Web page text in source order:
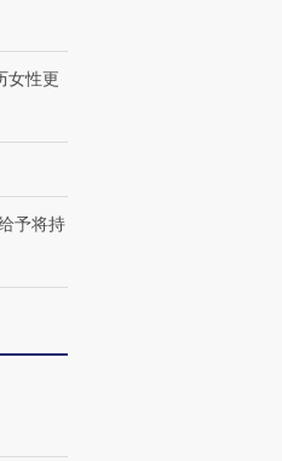
视线｜“入侵”还是“人道危
CFO：不靠规模取胜，华
女性更
予将持